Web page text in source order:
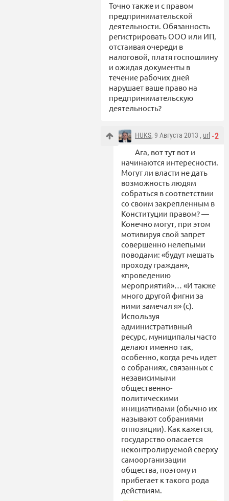
Точно также и с правом
предпринимательской
деятельности. Обязанность
регистрировать ООО или ИП,
отстаивая очереди в
налоговой, платя госпошлину
и ожидая документы в
течение рабочих дней
нарушает ваше право на
предпринимательскую
деятельность?
-2
HUKS, 9 Августа 2013 , url
Ага, вот тут вот и
начинаются интересности.
Могут ли власти не дать
возможность людям
собраться в соответствии
со своим закрепленным в
Конституции правом? —
Конечно могут, при этом
мотивируя свой запрет
совершенно нелепыми
поводами: «будут мешать
проходу граждан»,
«проведению
мероприятий»… «И также
много другой фигни за
ними замечал я» (с).
Используя
административный
ресурс, муниципалы часто
делают именно так,
особенно, когда речь идет
о собраниях, связанных с
независимыми
общественно-
политическими
инициативами (обычно их
называют собраниями
оппозиции). Как кажется,
государство опасается
неконтролируемой сверху
самоорганизации
общества, поэтому и
прибегает к такого рода
действиям.